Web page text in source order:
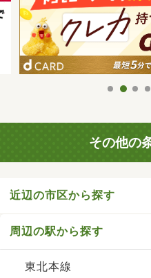
その他の
近辺の市区から探す
周辺の駅から探す
東北本線